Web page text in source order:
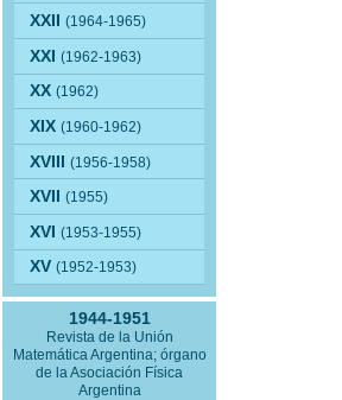
XXII(1964-1965)
XXI(1962-1963)
XX(1962)
XIX(1960-1962)
XVIII(1956-1958)
XVII(1955)
XVI(1953-1955)
XV(1952-1953)
1944-1951
Revista de la Unión
Matemática Argentina; órgano
de la Asociación Física
Argentina